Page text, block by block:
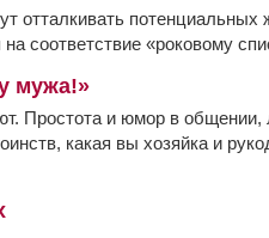
отталкивать
соответствие «роковому
мужа!»
Простота и юмор в
какая вы хозяйка и